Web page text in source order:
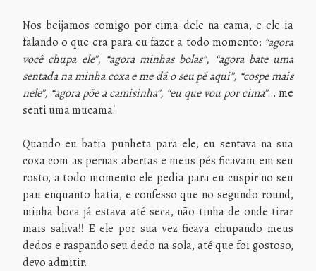
Nos beijamos comigo por cima dele na cama, e ele ia
falando o que era para eu fazer a todo momento: “agora
você chupa ele”, “agora minhas bolas”, “agora bate uma
sentada na minha coxa e me dá o seu pé aqui”, “cospe mais
nele”, “agora põe a camisinha”, “eu que vou por cima”… me
senti uma mucama!
Quando eu batia punheta para ele, eu sentava na sua
coxa com as pernas abertas e meus pés ficavam em seu
rosto, a todo momento ele pedia para eu cuspir no seu
pau enquanto batia, e confesso que no segundo round,
minha boca já estava até seca, não tinha de onde tirar
mais saliva!! E ele por sua vez ficava chupando meus
dedos e raspando seu dedo na sola, até que foi gostoso,
devo admitir.